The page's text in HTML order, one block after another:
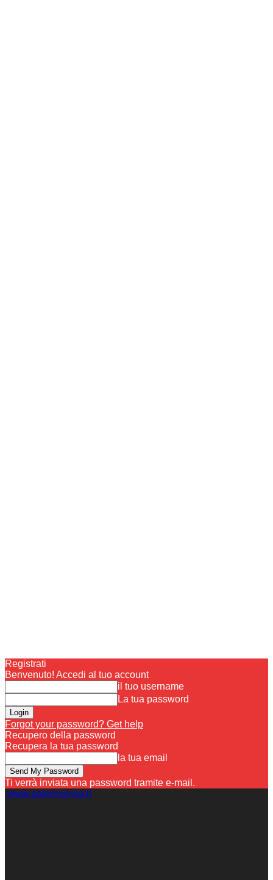
Registrati
Benvenuto! Accedi al tuo account
il tuo username
La tua password
Forgot your password? Get help
Recupero della password
Recupera la tua password
la tua email
Ti verrà inviata una password tramite e-mail.
www.palermoviva.it